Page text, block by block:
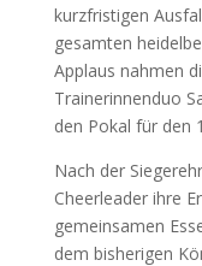
kurzfristigen
gesamten
Applaus nahmen
Trainerinnenduo
den Pokal für den
Nach der
Cheerleader ihre
gemeinsamen
dem bisherigen